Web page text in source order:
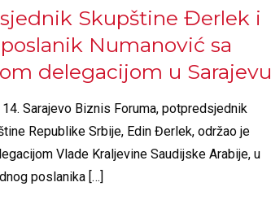
Skupštine Đerlek i
Numanović sa
delegacijom u Sarajevu
14. Sarajevo Biznis Foruma, potpredsjednik
Republike Srbije, Edin Đerlek, održao je
Vlade Kraljevine Saudijske Arabije, u
poslanika[…]